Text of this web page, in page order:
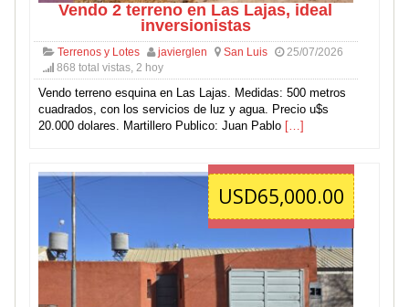
Vendo 2 terreno en Las Lajas, ideal
inversionistas
Terrenos y Lotes javierglen San Luis
25/07/2026
868 total vistas, 2 hoy
Vendo terreno esquina en Las Lajas. Medidas: 500 metros
cuadrados, con los servicios de luz y agua. Precio u$s
20.000 dolares. Martillero Publico: Juan Pablo […]
USD65,000.00